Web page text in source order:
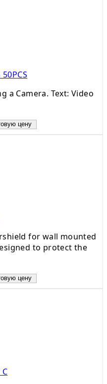
50PCS
a Camera. Text: Video
цену
for wall mounted
to protect the
цену